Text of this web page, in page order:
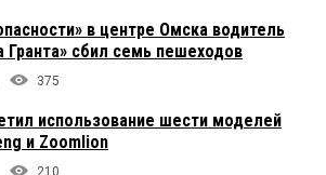
в центре Омска водитель
Гранта» сбил семь пешеходов
375
использование шести моделей
и Zoomlion
210